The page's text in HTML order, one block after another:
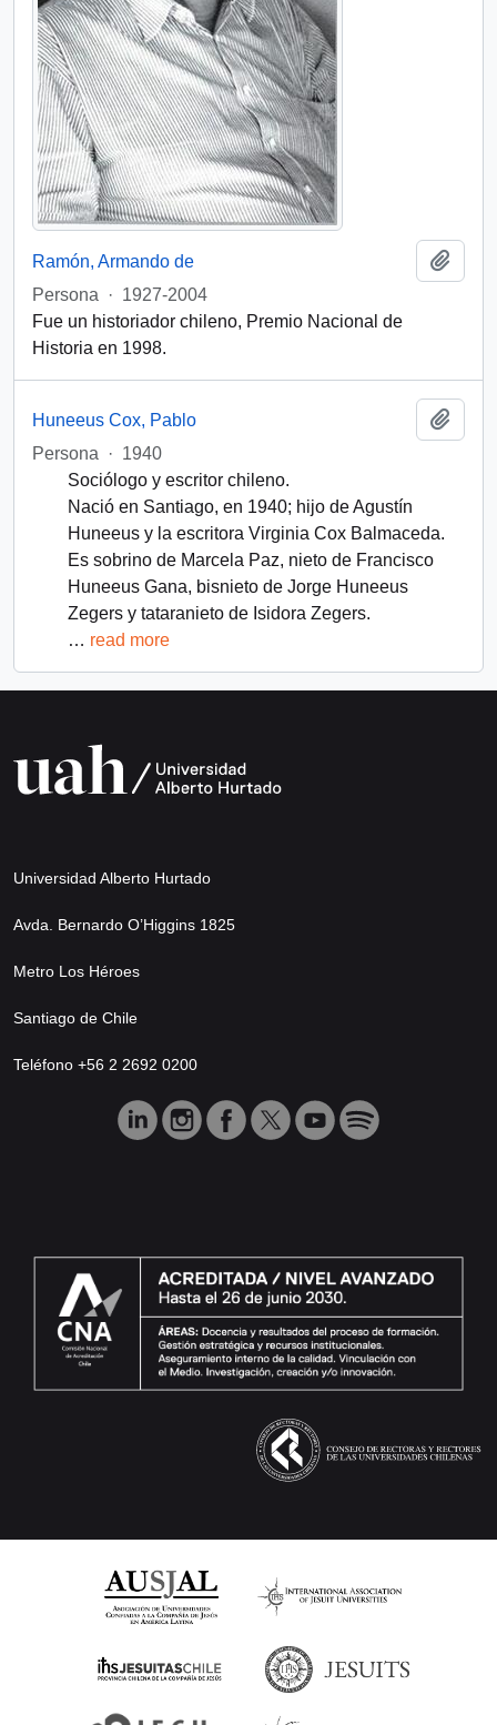
Ramón, Armando de
Persona
· 1927-2004
Fue un historiador chileno, Premio Nacional de
Historia en 1998.
Huneeus Cox, Pablo
Persona
· 1940
Sociólogo y escritor chileno.
Nació en Santiago, en 1940; hijo de Agustín
Huneeus y la escritora Virginia Cox Balmaceda.
Es sobrino de Marcela Paz, nieto de Francisco
Huneeus Gana, bisnieto de Jorge Huneeus
Zegers y tataranieto de Isidora Zegers.
… read more
Universidad Alberto Hurtado
Avda. Bernardo O’Higgins 1825
Metro Los Héroes
Santiago de Chile
Teléfono +56 2 2692 0200